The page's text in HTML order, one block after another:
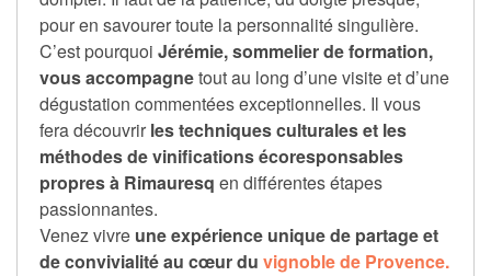
pour en savourer toute la personnalité singulière.
C’est pourquoi Jérémie, sommelier de formation,
vous accompagnetout au long d’une visite et d’une
dégustation commentées exceptionnelles. Il vous
fera découvrir les techniques culturales et les
méthodes de vinifications écoresponsables
propres à Rimauresq en différentes étapes
passionnantes.
Venez vivre une expérience unique de partage et
de convivialité au cœur du vignoble de Provence.